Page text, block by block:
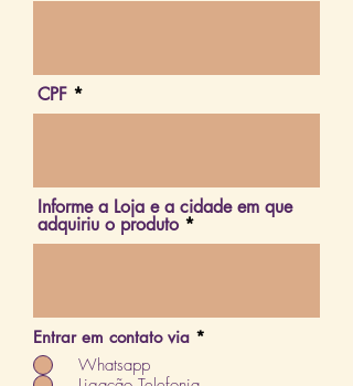
CPF
Informe a Loja e a cidade em que
adquiriu o produto
Entrar em contato via *
Whatsapp